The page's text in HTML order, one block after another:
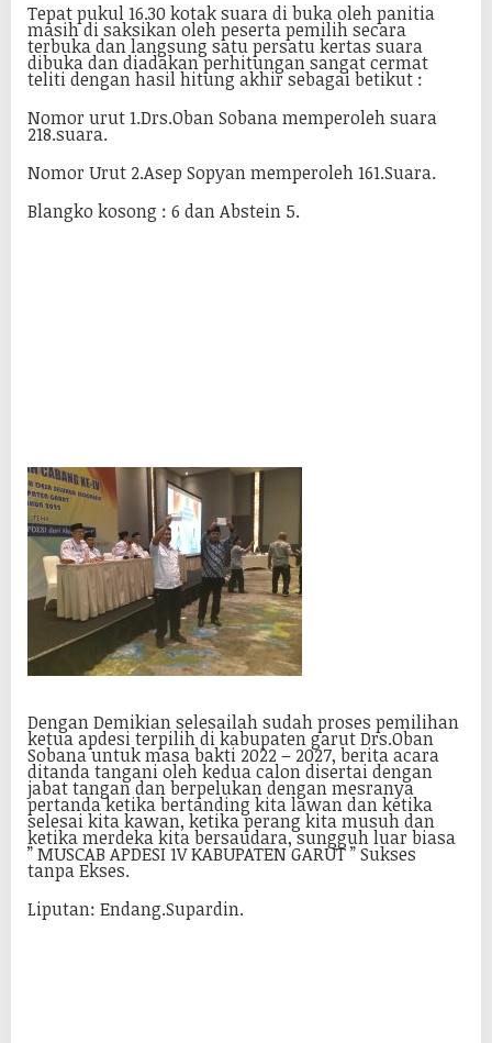
Tepat pukul 16.30 kotak suara di buka oleh panitia
masih di saksikan oleh peserta pemilih secara
terbuka dan langsung satu persatu kertas suara
dibuka dan diadakan perhitungan sangat cermat
teliti dengan hasil hitung akhir sebagai betikut :
Nomor urut 1.Drs.Oban Sobana memperoleh suara
218.suara.
Nomor Urut 2.Asep Sopyan memperoleh 161.Suara.
Blangko kosong : 6 dan Abstein 5.
Dengan Demikian selesailah sudah proses pemilihan
ketua apdesi terpilih di kabupaten garut Drs.Oban
Sobana untuk masa bakti 2022 – 2027, berita acara
ditanda tangani oleh kedua calon disertai dengan
jabat tangan dan berpelukan dengan mesranya
pertanda ketika bertanding kita lawan dan ketika
selesai kita kawan, ketika perang kita musuh dan
ketika merdeka kita bersaudara, sungguh luar biasa
” MUSCAB APDESI 1V KABUPATEN GARUT ” Sukses
tanpa Ekses.
Liputan: Endang.Supardin.